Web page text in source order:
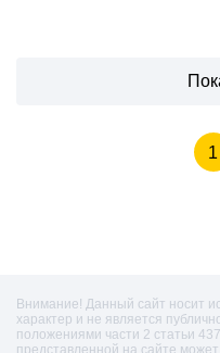
1
Внимание! Данный сайт носит
характер и не является
положениями части 2 статьи
представленной на сайте может